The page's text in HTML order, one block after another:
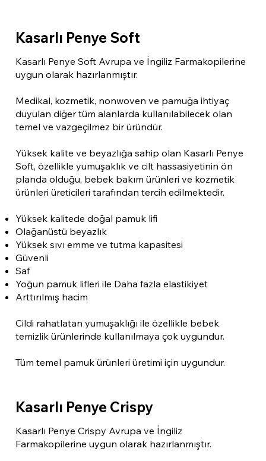
Kasarlı Penye Soft
Kasarlı Penye Soft Avrupa ve İngiliz Farmakopilerine
uygun olarak hazırlanmıştır.
Medikal, kozmetik, nonwoven ve pamuğa ihtiyaç
duyulan diğer tüm alanlarda kullanılabilecek olan
temel ve vazgeçilmez bir üründür.
Yüksek kalite ve beyazlığa sahip olan Kasarlı Penye
Soft, özellikle yumuşaklık ve cilt hassasiyetinin ön
planda olduğu, bebek bakım ürünleri ve kozmetik
ürünleri üreticileri tarafından tercih edilmektedir.
Yüksek kalitede doğal pamuk lifi
Olağanüstü beyazlık
Yüksek sıvı emme ve tutma kapasitesi
Güvenli
Saf
Yoğun pamuk lifleri ile Daha fazla elastikiyet
Arttırılmış hacim
Cildi rahatlatan yumuşaklığı ile özellikle bebek
temizlik ürünlerinde kullanılmaya çok uygundur.
Tüm temel pamuk ürünleri üretimi için uygundur.
Kasarlı Penye Crispy
Kasarlı Penye Crispy Avrupa ve İngiliz
Farmakopilerine uygun olarak hazırlanmıştır.